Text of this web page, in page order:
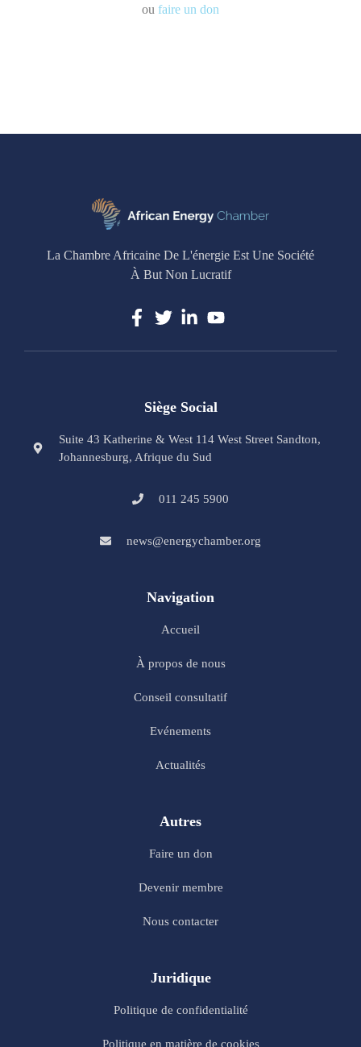
ou faire un don
La Chambre Africaine De L'énergie Est Une Société
À But Non Lucratif
Siège Social
Suite 43 Katherine & West 114 West Street Sandton,
Johannesburg, Afrique du Sud
011 245 5900
news@energychamber.org
Navigation
Accueil
À propos de nous
Conseil consultatif
Evénements
Actualités
Autres
Faire un don
Devenir membre
Nous contacter
Juridique
Politique de confidentialité
Politique en matière de cookies